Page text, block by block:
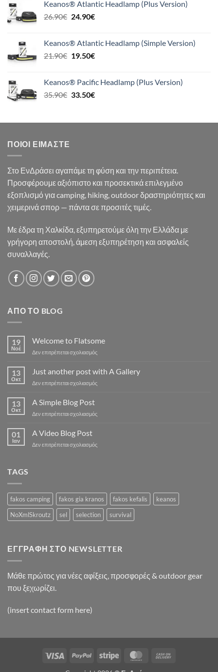
41.90€.είναι:
39.90€.
Keanos® Atlantic Headlamp (Plus Version)
26.90€ Original
26.90€.
24.90€Η
είναι:
24.90€.
Keanos® Atlantic Headlamp (Simple Version)
21.90€ Original
21.90€.
19.50€Η
είναι:
19.50€.
Keanos® Pacific Headlamp (Plus Version)
35.90€ Original
35.90€.
33.50€Η
είναι:
ΠΟΙΟΙ ΕΊΜΑΣΤΕ
Στο ΕνΔράσει αγαπάμε τη φύση και την περιπέτεια.
Προσφέρουμε αξιόπιστο και προσεκτικά επιλεγμένο
εξοπλισμό για camping, hiking, outdoor δραστηριότητες και
χειμερινά σπορ — πάντα σε προσιτές τιμές.
Με έδρα τη Χαλκίδα, εξυπηρετούμε όλη την Ελλάδα με
γρήγορη αποστολή, άμεση εξυπηρέτηση και ασφαλείς
συναλλαγές.
ΑΠΌ ΤΟ BLOG
19
Νοέ
Welcome to Flatsome
Δεν επιτρέπεται σχολιασμόςστο
to
13
Οκτ
Just another post with A Gallery
Δεν επιτρέπεται σχολιασμόςστο
with
13
Οκτ
A Simple Blog Post
Δεν επιτρέπεται σχολιασμόςστο
Post
01
Ιαν
A Video Blog Post
Δεν επιτρέπεται σχολιασμόςστο
TAGS
fakos camping fakos gia kranos fakos kefalis
keanos
NoXmlSkroutz
sel selection survival
ΕΓΓΡΑΦΉ ΣΤΟ NEWSLETTER
Μάθε πρώτος για νέες αφίξεις, προσφορές & outdoor gear
που ξεχωρίζει.
(insert contact form here)
Visa PayPal Stripe MasterCard